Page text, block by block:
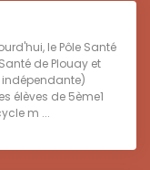
le Pôle Santé
de Plouay et
élèves de 5ème1
m ...